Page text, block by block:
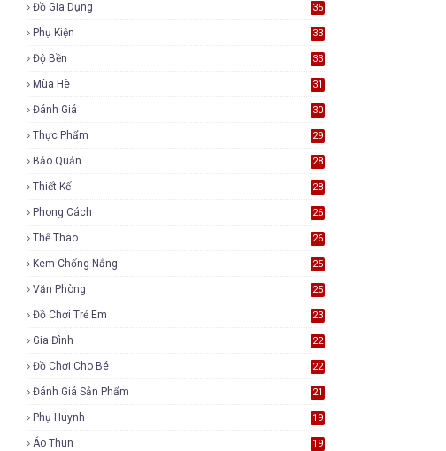
Đồ Gia Dụng 35
Phụ Kiện 33
Độ Bền 33
Mùa Hè 31
Đánh Giá 30
Thực Phẩm 29
Bảo Quản 28
Thiết Kế 28
Phong Cách 26
Thể Thao 26
Kem Chống Nắng 25
Văn Phòng 25
Đồ Chơi Trẻ Em 23
Gia Đình 22
Đồ Chơi Cho Bé 22
Đánh Giá Sản Phẩm 21
Phụ Huynh 19
Áo Thun 19